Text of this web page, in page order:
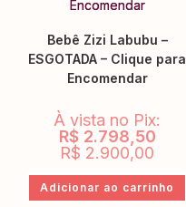
Bebê Zizi Labubu –
ESGOTADA – Clique para
Encomendar
À vista no Pix:
R$2.798,50
R$ 2.900,00
Adicionar ao carrinho